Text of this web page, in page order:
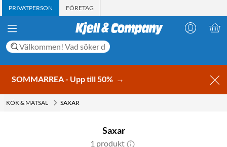
PRIVATPERSON FÖRETAG
SOMMARREA - Upp till 50% →
KÖK & MATSAL SAXAR
Saxar
1 produkt